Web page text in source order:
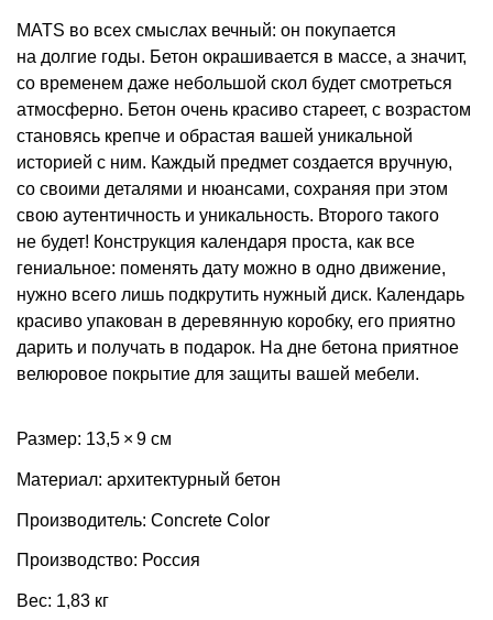
MATS во всех смыслах вечный: он покупается
на долгие годы. Бетон окрашивается в массе, а значит,
со временем даже небольшой скол будет смотреться
атмосферно. Бетон очень красиво стареет, с возрастом
становясь крепче и обрастая вашей уникальной
историей с ним. Каждый предмет создается вручную,
со своими деталями и нюансами, сохраняя при этом
свою аутентичность и уникальность. Второго такого
не будет! Конструкция календаря проста, как все
гениальное: поменять дату можно в одно движение,
нужно всего лишь подкрутить нужный диск. Календарь
красиво упакован в деревянную коробку, его приятно
дарить и получать в подарок. На дне бетона приятное
велюровое покрытие для защиты вашей мебели.
Размер: 13,5 × 9 см
Материал: архитектурный бетон
Производитель: Concrete Color
Производство: Россия
Вес: 1,83 кг